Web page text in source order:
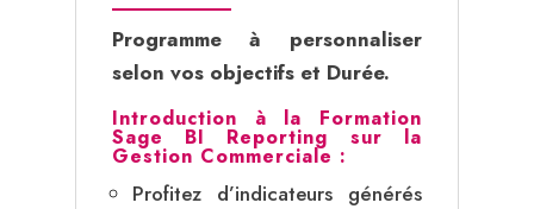
Programme à personnaliser
selon vos objectifs et Durée.
Introduction à la Formation
Sage BI Reporting sur la
Gestion Commerciale :
Profitez d’indicateurs générés